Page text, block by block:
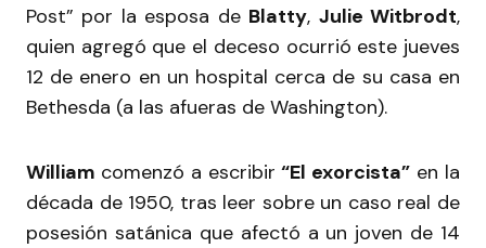
Post” por la esposa de Blatty, Julie Witbrodt,
quien agregó que el deceso ocurrió este jueves
12 de enero en un hospital cerca de su casa en
Bethesda (a las afueras de Washington).
William comenzó a escribir“El exorcista” en la
década de 1950, tras leer sobre un caso real de
posesión satánica que afectó a un joven de 14